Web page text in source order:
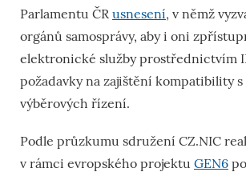
Parlamentu ČR usnesení, v němž
orgánů samosprávy, aby i oni
elektronické služby prostřednictvím
požadavky na zajištění kompatibility s
výběrových řízení.
Podle průzkumu sdružení CZ.NIC
v rámci evropského projektu GEN6